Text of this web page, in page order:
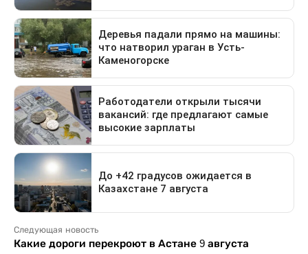
Следующая новость
Какие дороги перекроют в Астане 9 августа